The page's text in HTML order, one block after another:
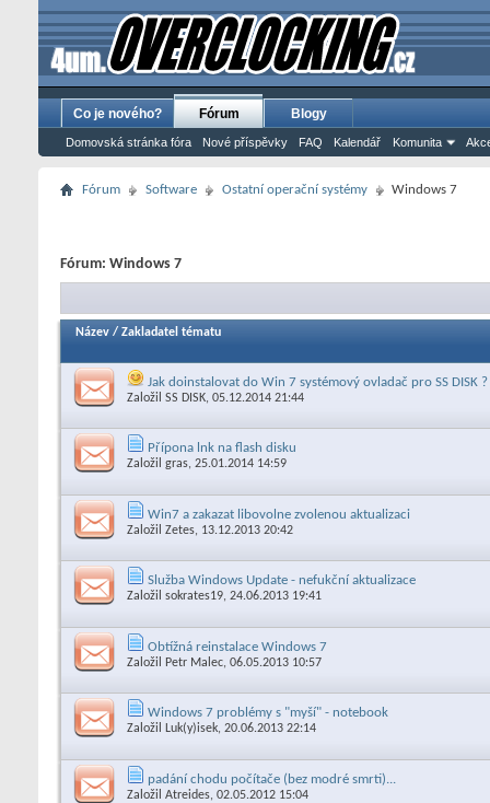
Co je nového? Fórum
Domovská stránka fóra Nové příspěvky FAQ Kalendář Komunita
Blogy
Fórum Software Ostatní operační systémy Windows 7
Fórum: Windows 7
Název / Zakladatel tématu
Jak doinstalovat do Win 7 systémový ovladač pro SS DISK ?
Založil SS DISK, 05.12.2014 21:44
Přípona lnk na flash disku
Založil gras, 25.01.2014 14:59
Win7 a zakazat libovolne zvolenou aktualizaci
Založil Zetes, 13.12.2013 20:42
Služba Windows Update - nefukční aktualizace
Založil sokrates19, 24.06.2013 19:41
Obtížná reinstalace Windows 7
Založil Petr Malec, 06.05.2013 10:57
Windows 7 problémy s "myší" - notebook
Založil Luk(y)isek, 20.06.2013 22:14
padání chodu počítače (bez modré smrti)...
Založil Atreides, 02.05.2012 15:04